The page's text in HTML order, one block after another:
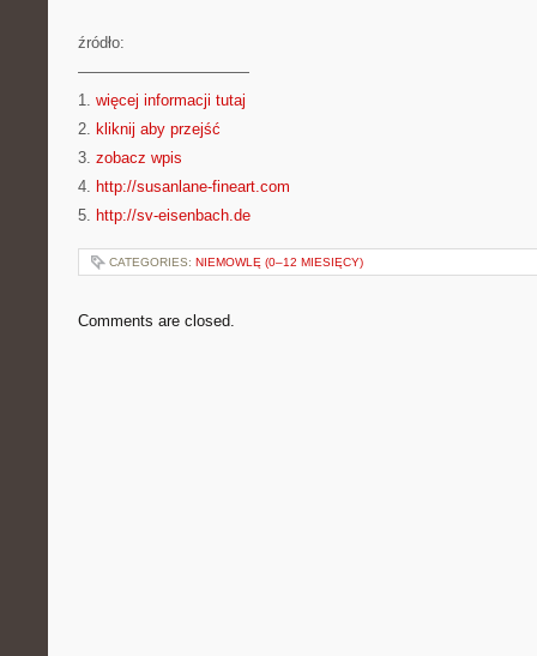
źródło:
———————————
1. więcej informacji tutaj
2. kliknij aby przejść
3. zobacz wpis
4. http://susanlane-fineart.com
5. http://sv-eisenbach.de
CATEGORIES: NIEMOWLĘ (0–12 MIESIĘCY)
Comments are closed.